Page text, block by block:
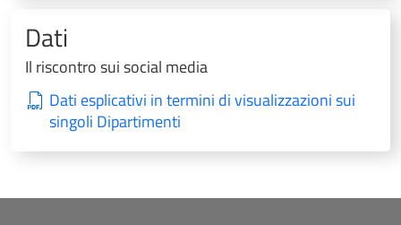
Dati
Il riscontro sui social media
Dati esplicativi in termini di visualizzazioni sui
singoli Dipartimenti